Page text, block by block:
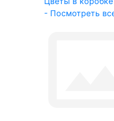
- Посмотреть